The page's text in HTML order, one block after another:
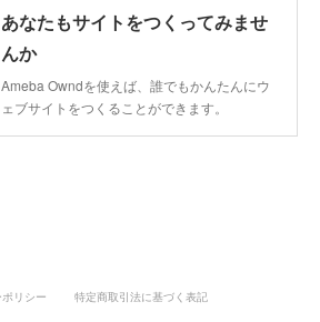
あなたもサイトをつくってみませ
んか
Ameba Owndを使えば、誰でもかんたんにウ
ェブサイトをつくることができます。
リシー 特定商取引法に基づく表記